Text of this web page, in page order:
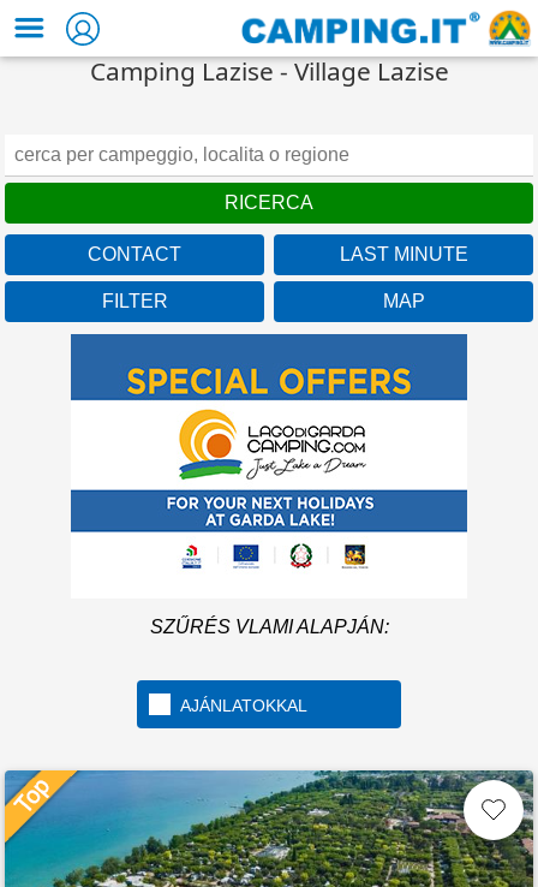
Camping Lazise - Village Lazise
CONTACT LAST MINUTE
FILTER MAP
SZŰRÉS VLAMI ALAPJÁN:
AJÁNLATOKKAL